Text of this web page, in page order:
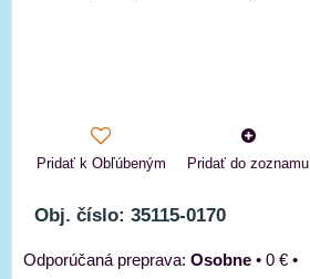
Pridať k Obľúbeným Pridať do zoznamu
Obj. číslo: 35115-0170
Osobne • 0 € •